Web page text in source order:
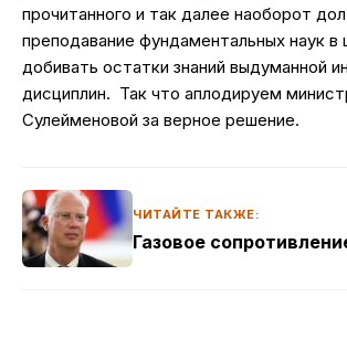
прочитанного и так далее наоборот
преподавание фундаментальных наук в
добивать остатки знаний выдуманной
дисциплин. Так что аплодируем
Сулейменовой за верное решение.
ЧИТАЙТЕ ТАКЖЕ:
Газовое